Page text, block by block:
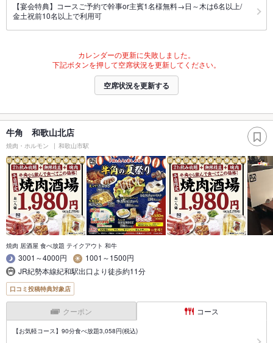
【宴会特典】コースご予約で幹事or主賓1名様無料→日～木は6名以上/
金土祝前10名以上で利用可
カレンダーの更新に失敗しました。
下記ボタンを押して空席状況を更新してください。
空席状況を更新する
牛角 和歌山北店
焼肉・ホルモン 和歌山市駅
焼肉 居酒屋 食べ放題 テイクアウト 和牛
3001～4000円
1001～1500円
JR紀勢本線紀和駅出口より徒歩約11分
口コミ投稿特典対象店
クーポン コース
【お気軽コース】90分食べ放題3,058円(税込)